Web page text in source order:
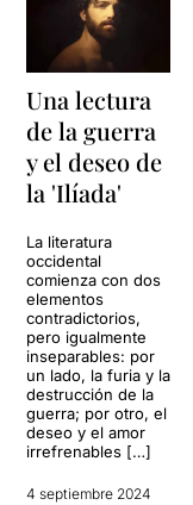
Una lectura
de la guerra
y el deseo de
la 'Ilíada'
La literatura
occidental
comienza con dos
elementos
contradictorios,
pero igualmente
inseparables: por
un lado, la furia y la
destrucción de la
guerra; por otro, el
deseo y el amor
irrefrenables […]
4 septiembre 2024